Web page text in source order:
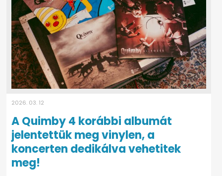
2026. 03. 12
A Quimby 4 korábbi albumát
jelentettük meg vinylen, a
koncerten dedikálva vehetitek
meg!